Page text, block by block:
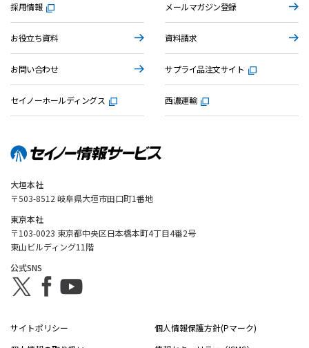
大垣本社
〒503-8512 岐阜県大垣市田口町1番地
東京本社
〒103-0023 東京都中央区日本橋本町4丁目4番2号
東山ビルディング11階
公式SNS
採用情報 メールマガジン登録
お役立ち資料 資料請求
お問い合わせ サプライ品注文サイト
セイノーホールディングス 西濃運輸
サイトポリシー
個人情報保護方針(Pマーク)